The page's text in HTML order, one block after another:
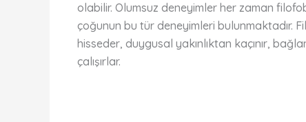
olabilir. Olumsuz deneyimler her zaman
çoğunun bu tür deneyimleri bulunmaktadır.
hisseder, duygusal yakınlıktan kaçınır,
çalışırlar.